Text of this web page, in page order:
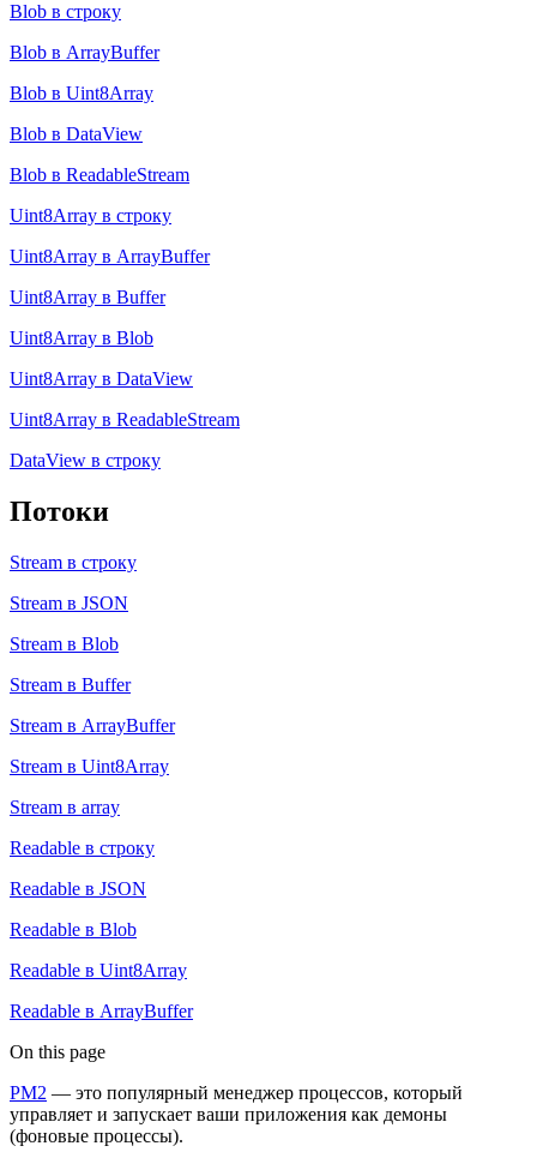
Blob в строку
Blob в ArrayBuffer
Blob в Uint8Array
Blob в DataView
Blob в ReadableStream
Uint8Array в строку
Uint8Array в ArrayBuffer
Uint8Array в Buffer
Uint8Array в Blob
Uint8Array в DataView
Uint8Array в ReadableStream
DataView в строку
Потоки
Stream в строку
Stream в JSON
Stream в Blob
Stream в Buffer
Stream в ArrayBuffer
Stream в Uint8Array
Stream в array
Readable в строку
Readable в JSON
Readable в Blob
Readable в Uint8Array
Readable в ArrayBuffer
On this page
PM2 — это популярный менеджер процессов, который
управляет и запускает ваши приложения как демоны
(фоновые процессы).